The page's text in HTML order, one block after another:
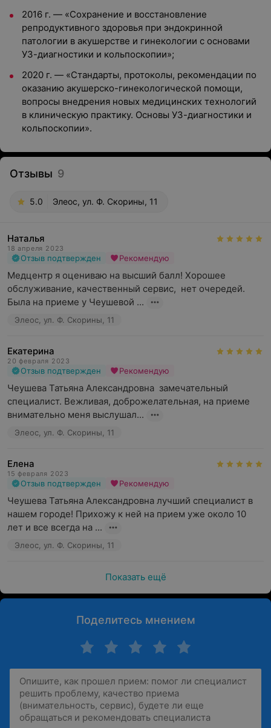
2016 г. — «Сохранение и восстановление
репродуктивного здоровья при эндокринной
патологии в акушерстве и гинекологии с основами
УЗ-диагностики и кольпоскопии»;
2020 г. — «Стандарты, протоколы, рекомендации по
оказанию акушерско-гинекологической помощи,
вопросы внедрения новых медицинских технологий
в клиническую практику. Основы УЗ-диагностики и
кольпоскопии».
Отзывы 9
5.0 Элеос, ул. Ф. Скорины, 11
Наталья
18 апреля 2023
Отзыв подтвержден Рекомендую
Медцентр я оцениваю на высший балл! Хорошее
обслуживание, качественный сервис,  нет очередей.
Была на приеме у Чеушевой ...
Элеос, ул. Ф. Скорины, 11
Екатерина
20 февраля 2023
Отзыв подтвержден Рекомендую
Чеушева Татьяна Александровна  замечательный
специалист. Вежливая, доброжелательная, на приеме
внимательно меня выслушал...
Элеос, ул. Ф. Скорины, 11
Елена
15 февраля 2023
Отзыв подтвержден Рекомендую
Чеушева Татьяна Александровна лучший специалист в
нашем городе! Прихожу к ней на прием уже около 10
лет и все всегда на ...
Элеос, ул. Ф. Скорины, 11
Показать ещё
Поделитесь мнением